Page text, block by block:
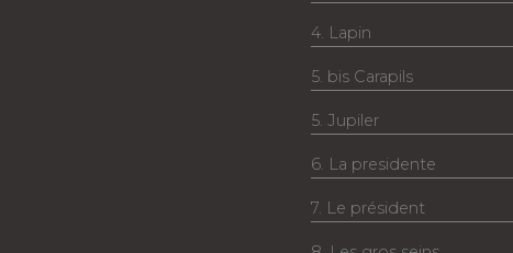
4. Lapin
5. bis Carapils
5. Jupiler
6. La presidente
7. Le président